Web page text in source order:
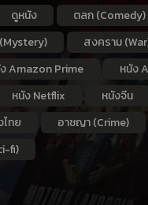
ดูหนัง ตลก (Comedy)
สงคราม
Amazon Prime
หนัง
หนัง Netflix หนังจีน
ไทย อาชญา (Crime)
fi)